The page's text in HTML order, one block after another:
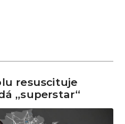
resuscituje
„superstar“